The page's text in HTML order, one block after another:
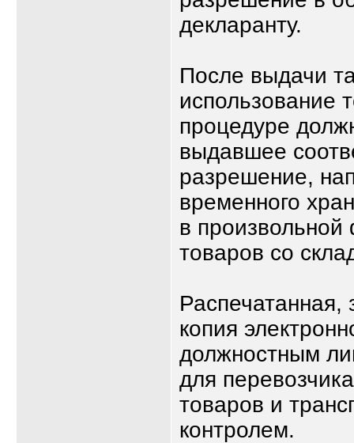
декларанту.
После выдачи
использование
процедуре
выдавшее
разрешение,
временного
в
товаров со
Распечатанная,
копия
должностным
для
товаров и
контролем.